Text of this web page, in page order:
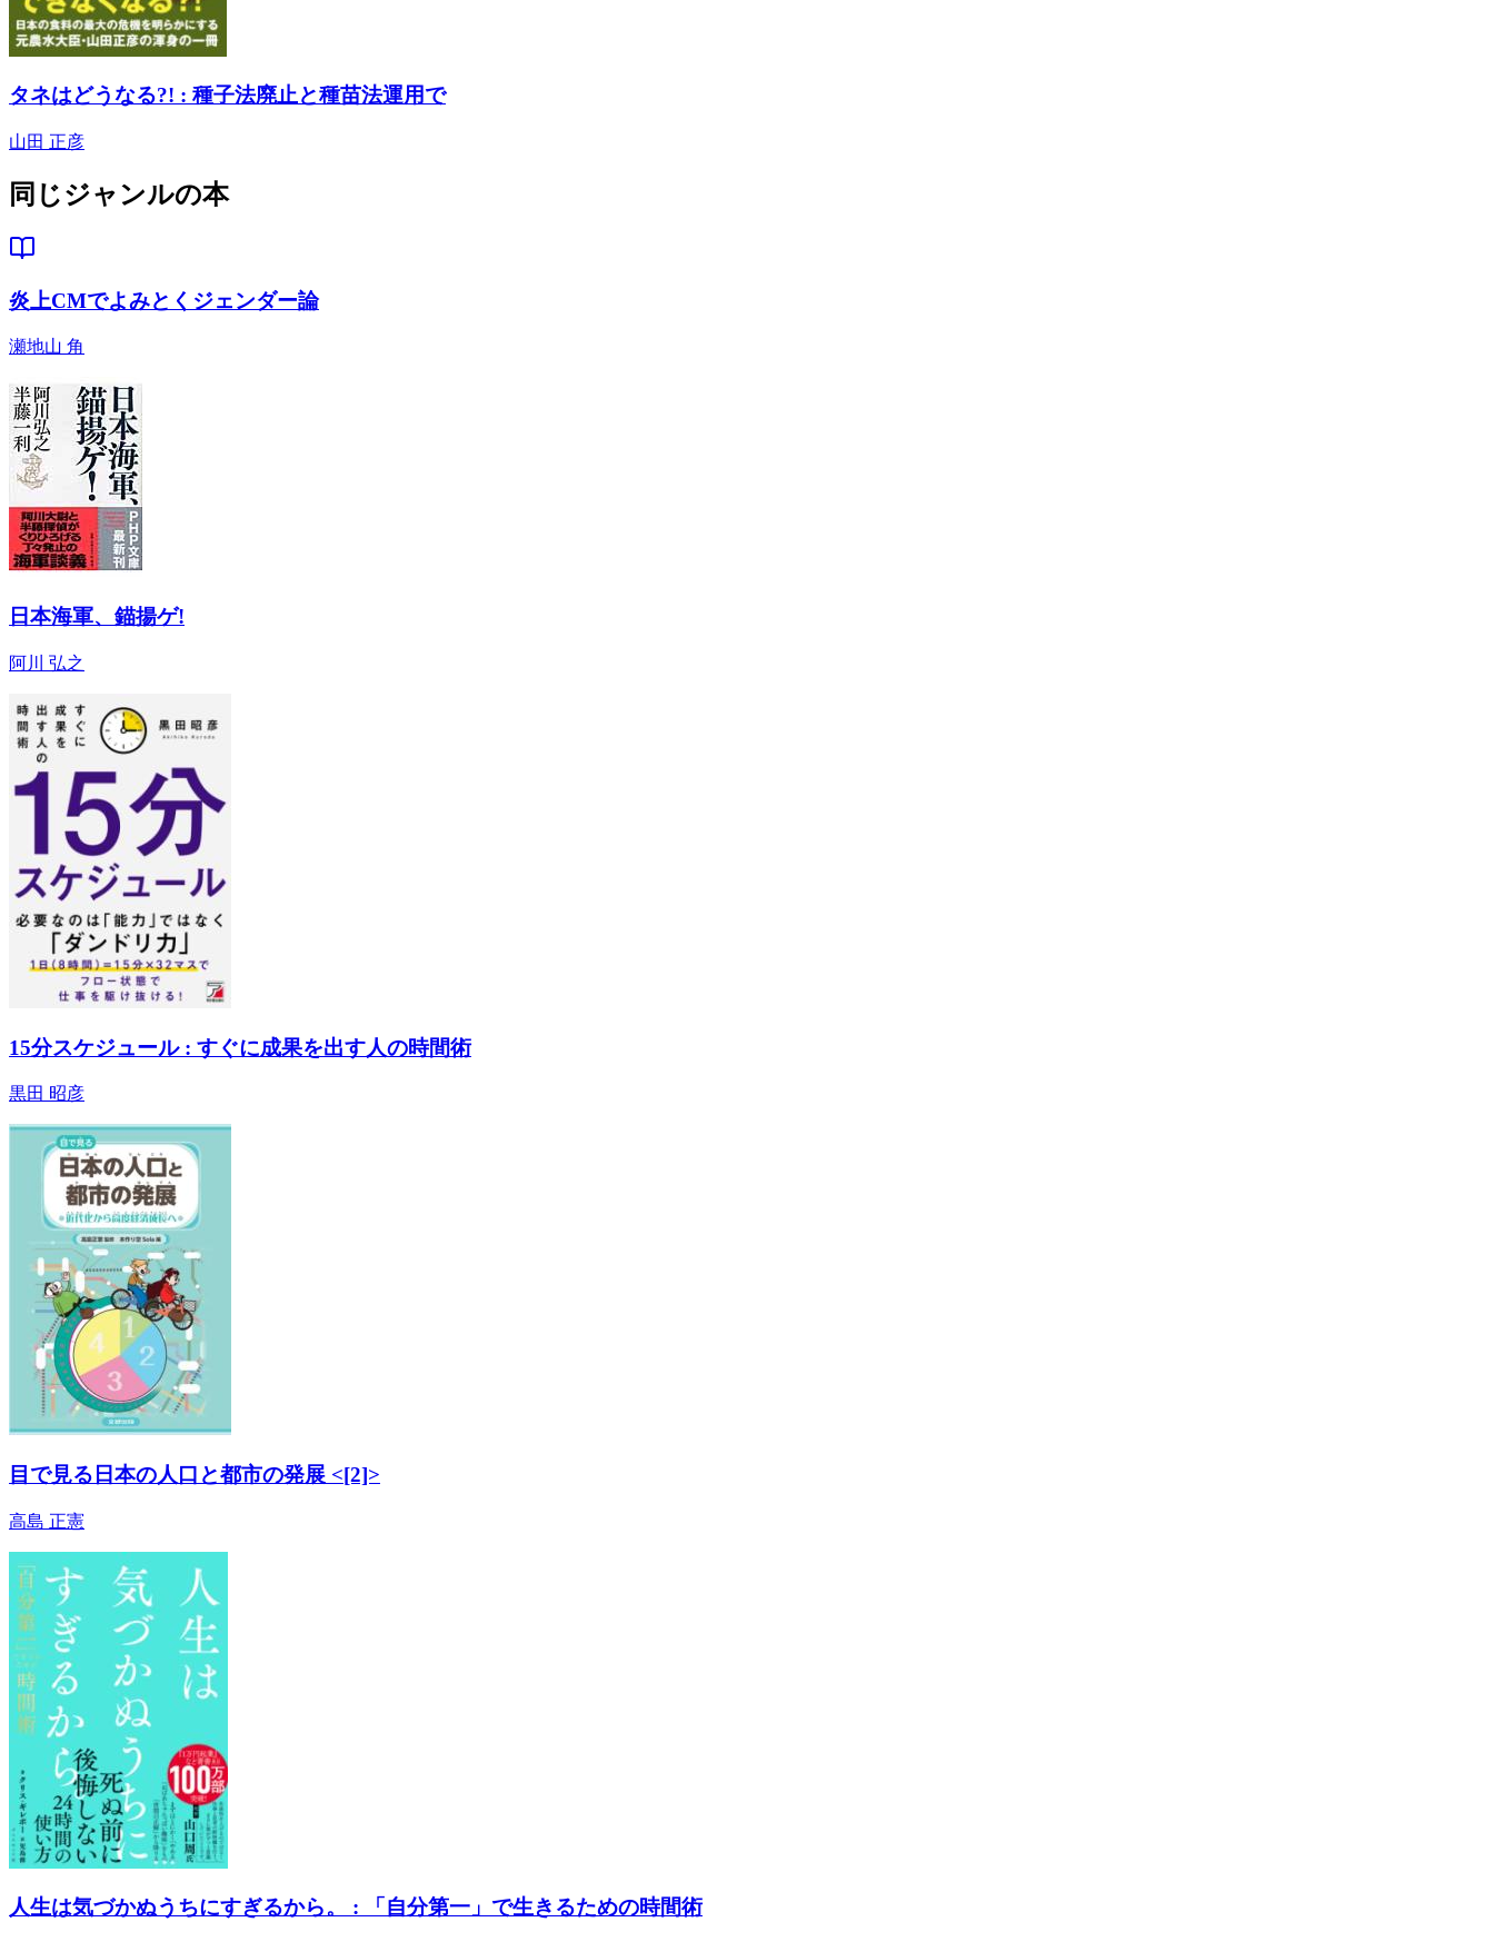
タネはどうなる?! : 種子法廃止と種苗法運用で
山田 正彦
同じジャンルの本
炎上CMでよみとくジェンダー論
瀬地山 角
日本海軍、錨揚ゲ!
阿川 弘之
15分スケジュール : すぐに成果を出す人の時間術
黒田 昭彦
目で見る日本の人口と都市の発展 <[2]>
高島 正憲
人生は気づかぬうちにすぎるから。 : 「自分第一」で生きるための時間術